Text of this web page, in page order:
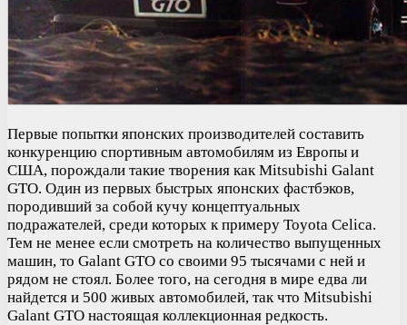
Первые попытки японских производителей составить
конкуренцию спортивным автомобилям из Европы и
США, порождали такие творения как Mitsubishi Galant
GTO. Один из первых быстрых японских фастбэков,
породивший за собой кучу концептуальных
подражателей, среди которых к примеру Toyota Celica.
Тем не менее если смотреть на количество выпущенных
машин, то Galant GTO со своими 95 тысячами с ней и
рядом не стоял. Более того, на сегодня в мире едва ли
найдется и 500 живых автомобилей, так что Mitsubishi
Galant GTO настоящая коллекционная редкость.